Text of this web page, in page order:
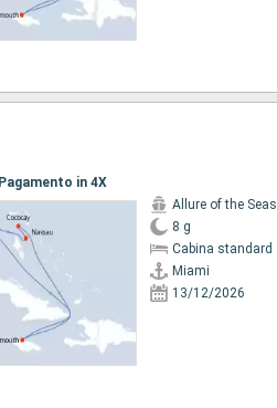
Pagamento in 4X
Allure of the Seas
8 g
Cabina standard
Miami
13/12/2026